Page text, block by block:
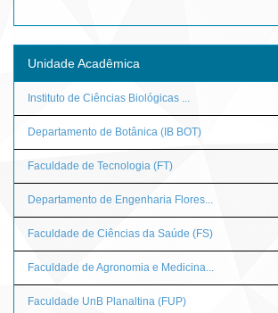
Unidade Acadêmica
Instituto de Ciências Biológicas ...
Departamento de Botânica (IB BOT)
Faculdade de Tecnologia (FT)
Departamento de Engenharia Flores...
Faculdade de Ciências da Saúde (FS)
Faculdade de Agronomia e Medicina...
Faculdade UnB Planaltina (FUP)